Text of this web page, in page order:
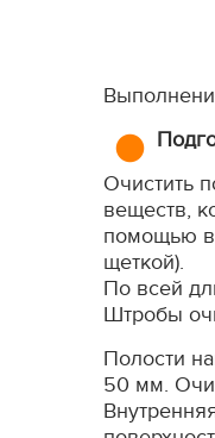
Очистить
веществ,
помощью
щеткой).
По всей
Штробы
Полости
50 мм.